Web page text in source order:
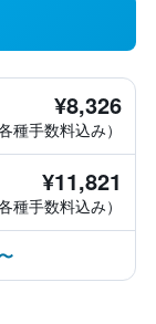
¥8,326
種手数料込み）
¥11,821
種手数料込み）